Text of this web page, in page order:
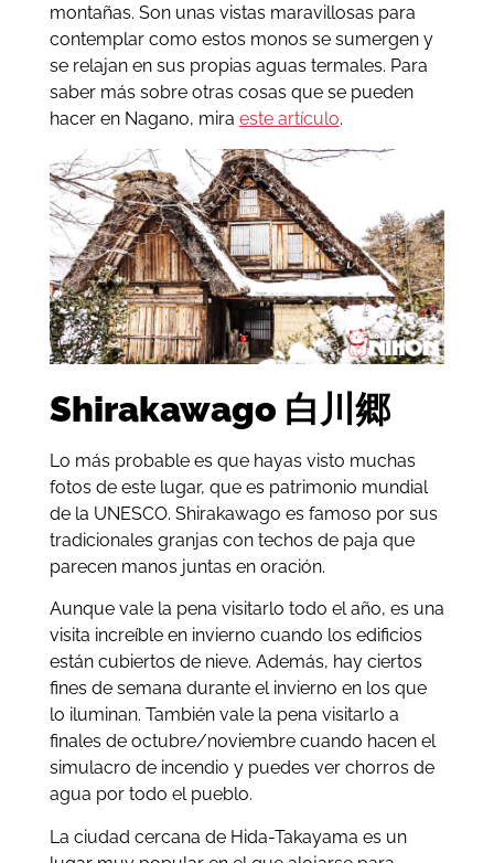
montañas. Son unas vistas maravillosas para
contemplar como estos monos se sumergen y
se relajan en sus propias aguas termales. Para
saber más sobre otras cosas que se pueden
hacer en Nagano, mira este artículo.
Shirakawago 白川郷
Lo más probable es que hayas visto muchas
fotos de este lugar, que es patrimonio mundial
de la UNESCO. Shirakawago es famoso por sus
tradicionales granjas con techos de paja que
parecen manos juntas en oración.
Aunque vale la pena visitarlo todo el año, es una
visita increíble en invierno cuando los edificios
están cubiertos de nieve. Además, hay ciertos
fines de semana durante el invierno en los que
lo iluminan. También vale la pena visitarlo a
finales de octubre/noviembre cuando hacen el
simulacro de incendio y puedes ver chorros de
agua por todo el pueblo.
La ciudad cercana de Hida-Takayama es un